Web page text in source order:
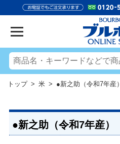
トップ> 米 > ●新之助（令和7年産）
●新之助（令和7年産）